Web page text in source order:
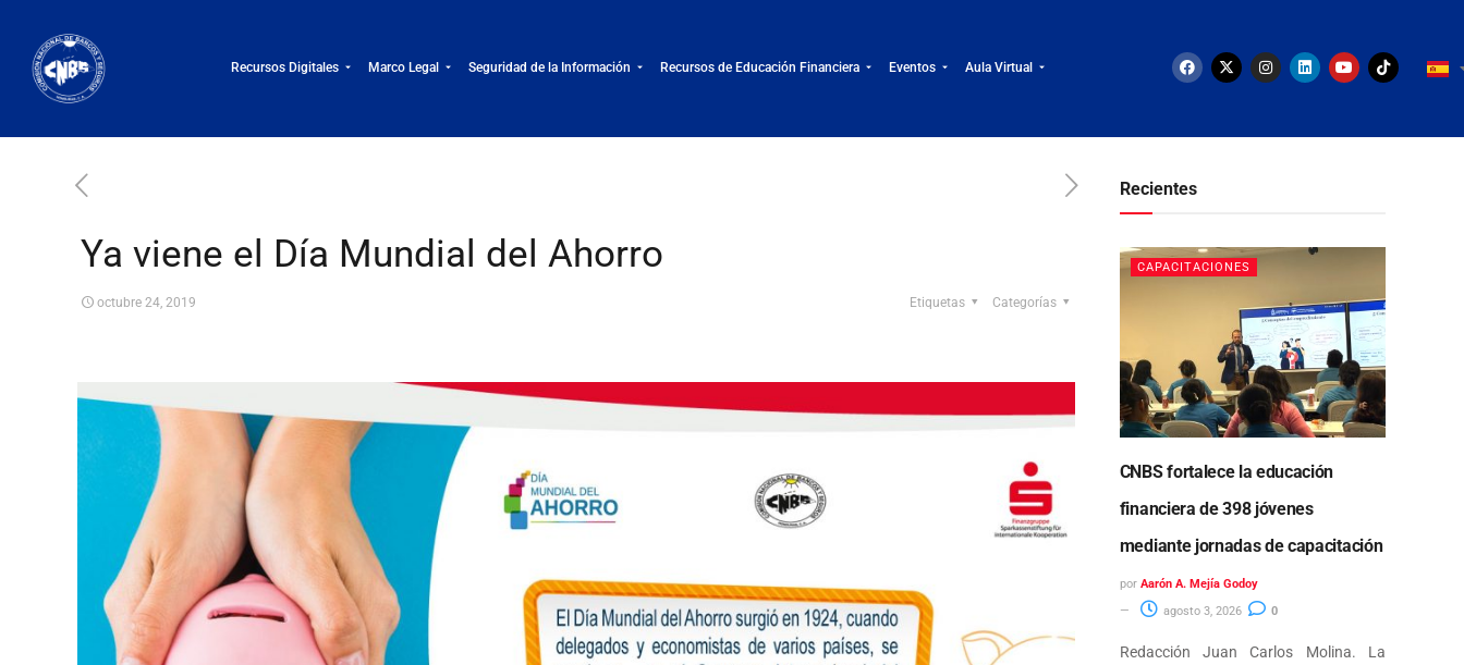
Recursos Digitales Marco Legal Seguridad de la Información Recursos de Educación Financiera Eventos Aula Virtual
Ya viene el Día Mundial del Ahorro
octubre 24, 2019 Categorías
Etiquetas
Recientes
CAPACITACIONES
CNBS fortalece la educación
financiera de 398 jóvenes
mediante jornadas de capacitación
por Aarón A. Mejía Godoy
agosto 3, 2026
0
Redacción Juan Carlos Molina. La